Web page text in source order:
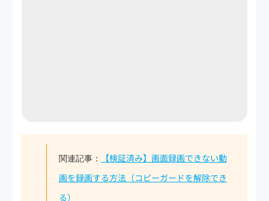
関連記事：
【検証済み】画面録画できない動
画を録画する方法（コピーガードを解除でき
る）